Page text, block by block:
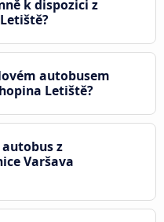
k dispozici z
autobusem
Letiště?
z
Varšava